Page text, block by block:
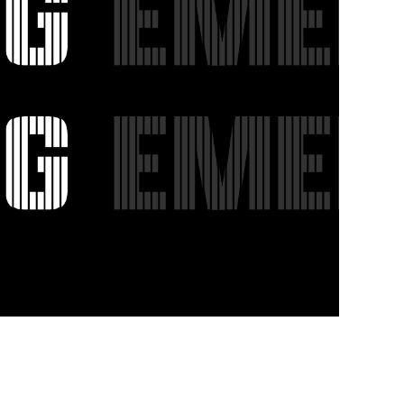
Rahmen
Edition by Studio
Besau-Marguerre